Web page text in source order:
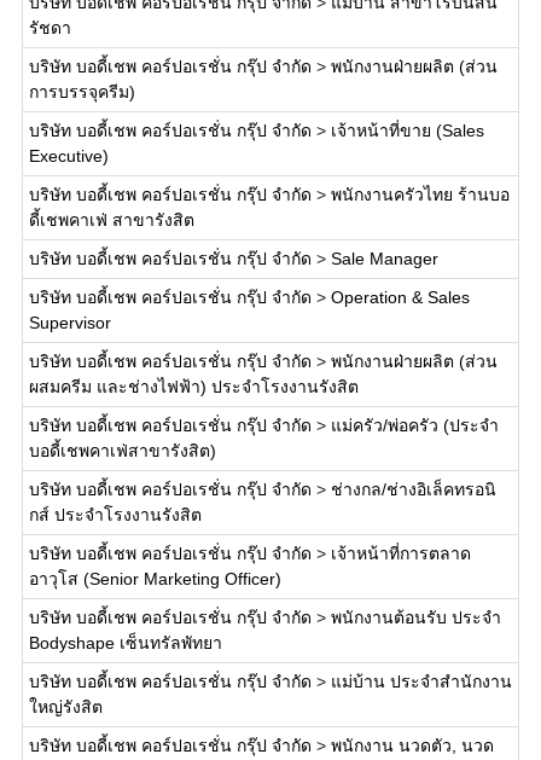
รัชดา
บริษัท บอดี้เชพ คอร์ปอเรชั่น กรุ๊ป จำกัด > พนักงานฝ่ายผลิต (ส่วน
การบรรจุครีม)
บริษัท บอดี้เชพ คอร์ปอเรชั่น กรุ๊ป จำกัด > เจ้าหน้าที่ขาย (Sales
Executive)
บริษัท บอดี้เชพ คอร์ปอเรชั่น กรุ๊ป จำกัด > พนักงานครัวไทย ร้านบอ
ดี้เชพคาเฟ่ สาขารังสิต
บริษัท บอดี้เชพ คอร์ปอเรชั่น กรุ๊ป จำกัด > Sale Manager
บริษัท บอดี้เชพ คอร์ปอเรชั่น กรุ๊ป จำกัด > Operation & Sales
Supervisor
บริษัท บอดี้เชพ คอร์ปอเรชั่น กรุ๊ป จำกัด > พนักงานฝ่ายผลิต (ส่วน
ผสมครีม และช่างไฟฟ้า) ประจำโรงงานรังสิต
บริษัท บอดี้เชพ คอร์ปอเรชั่น กรุ๊ป จำกัด > แม่ครัว/พ่อครัว (ประจำ
บอดี้เชพคาเฟ่สาขารังสิต)
บริษัท บอดี้เชพ คอร์ปอเรชั่น กรุ๊ป จำกัด > ช่างกล/ช่างอิเล็คทรอนิ
กส์ ประจำโรงงานรังสิต
บริษัท บอดี้เชพ คอร์ปอเรชั่น กรุ๊ป จำกัด > เจ้าหน้าที่การตลาด
อาวุโส (Senior Marketing Officer)
บริษัท บอดี้เชพ คอร์ปอเรชั่น กรุ๊ป จำกัด > พนักงานต้อนรับ ประจำ
Bodyshape เซ็นทรัลพัทยา
บริษัท บอดี้เชพ คอร์ปอเรชั่น กรุ๊ป จำกัด > แม่บ้าน ประจำสำนักงาน
ใหญ่รังสิต
บริษัท บอดี้เชพ คอร์ปอเรชั่น กรุ๊ป จำกัด > พนักงาน นวดตัว, นวด